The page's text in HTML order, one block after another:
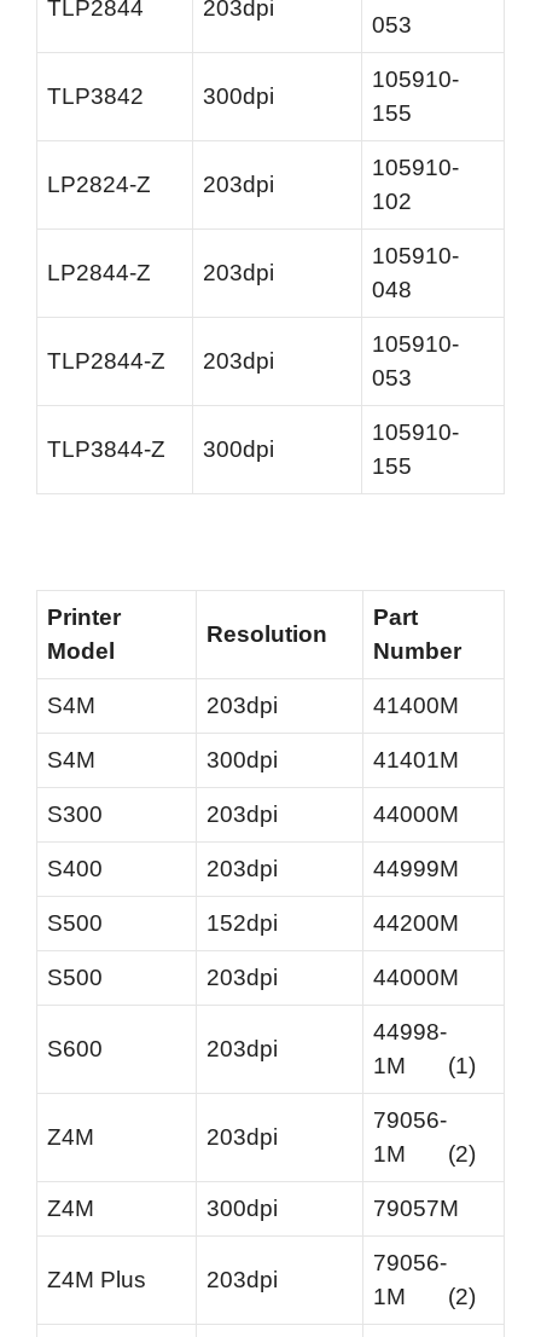
TLP2844 203dpi
053
TLP3842 300dpi
105910-
155
LP2824-Z 203dpi
105910-
102
LP2844-Z 203dpi
105910-
048
TLP2844-Z 203dpi
105910-
053
TLP3844-Z 300dpi
105910-
155
Printer
Model
Resolution
Part
Number
S4M 203dpi 41400M
S4M 300dpi 41401M
S300 203dpi 44000M
S400 203dpi 44999M
S500 152dpi 44200M
S500 203dpi 44000M
S600 203dpi
44998-
1M (1)
Z4M 203dpi
79056-
1M (2)
Z4M 300dpi 79057M
Z4M Plus 203dpi
79056-
1M (2)